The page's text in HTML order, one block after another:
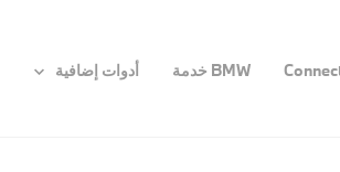
BMW خدمة أدوات إضافية